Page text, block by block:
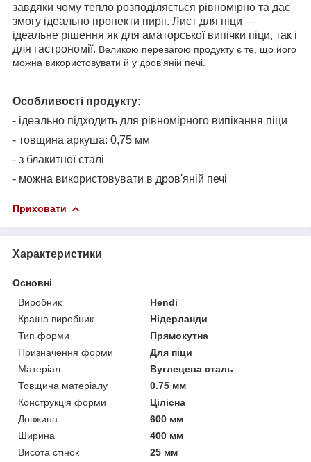
завдяки чому тепло розподіляється рівномірно та дає
змогу ідеально пропекти пиріг. Лист для піци —
ідеальне рішення як для аматорської випічки піци, так і
для гастрономії. Великою перевагою продукту є те, що його
можна використовувати й у дров'яній печі.
Особливості продукту:
- ідеально підходить для рівномірного випікання піци
- товщина аркуша: 0,75 мм
- з блакитної сталі
- можна використовувати в дров'яній печі
Приховати
Характеристики
Основні
Виробник
Hendi
Країна виробник
Нідерланди
Тип форми
Прямокутна
Призначення форми
Для піци
Матеріал
Вуглецева сталь
Товщина матеріалу
0.75 мм
Конструкція форми
Цілісна
Довжина
600 мм
Ширина
400 мм
Висота стінок
25 мм